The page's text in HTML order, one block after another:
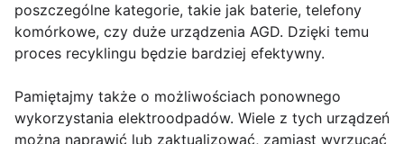
poszczególne kategorie, takie jak baterie, telefony
komórkowe, czy duże urządzenia AGD. Dzięki temu
proces recyklingu będzie bardziej efektywny.
Pamiętajmy także o możliwościach ponownego
wykorzystania elektroodpadów. Wiele z tych urządzeń
można naprawić lub zaktualizować, zamiast wyrzucać